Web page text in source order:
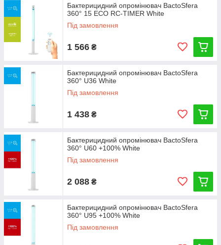
Бактерицидний опромінювач BactoSfera
360° 15 ECO RC-TIMER White
Під замовлення
1 566 ₴
Бактерицидний опромінювач BactoSfera
360° U36 White
Під замовлення
1 438 ₴
Бактерицидний опромінювач BactoSfera
360° U60 +100% White
Під замовлення
2 088 ₴
Бактерицидний опромінювач BactoSfera
360° U95 +100% White
Під замовлення